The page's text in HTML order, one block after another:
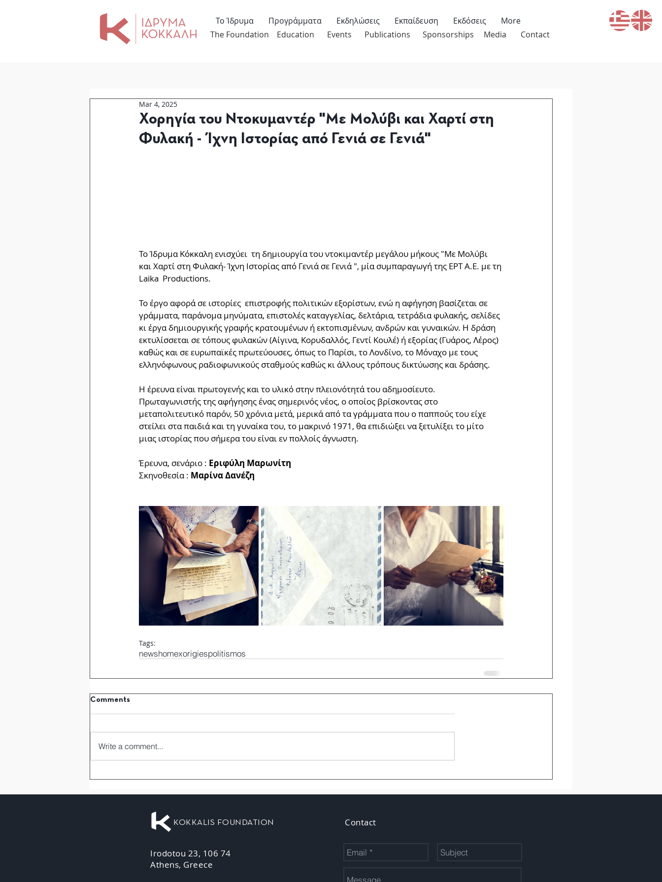
Contact
Media
Sponsorships
Publications
Events
Education
The Foundation
Το Ίδρυμα Προγράμματα Εκδηλώσεις Εκπαίδευση Εκδόσεις More
Χορηγία του Ντοκυμαντέρ "Με Μολύβι και Χαρτί στη
Φυλακή - Ίχνη Ιστορίας από Γενιά σε Γενιά"
Mar 4, 2025
Το Ίδρυμα Κόκκαλη ενισχύει  τη δημιουργία του ντοκιμαντέρ μεγάλου μήκους "Με Μολύβι
και Χαρτί στη Φυλακή- Ίχνη Ιστορίας από Γενιά σε Γενιά ", μία συμπαραγωγή της ΕΡΤ Α.Ε. με τη
Laika  Productions.
Το έργο αφορά σε ιστορίες  επιστροφής πολιτικών εξορίστων, ενώ η αφήγηση βασίζεται σε
γράμματα, παράνομα μηνύματα, επιστολές καταγγελίας, δελτάρια, τετράδια φυλακής, σελίδες
κι έργα δημιουργικής γραφής κρατουμένων ή εκτοπισμένων, ανδρών και γυναικών. Η δράση
εκτυλίσσεται σε τόπους φυλακών (Αίγινα, Κορυδαλλός, Γεντί Κουλέ) ή εξορίας (Γυάρος, Λέρος)
καθώς και σε ευρωπαϊκές πρωτεύουσες, όπως το Παρίσι, το Λονδίνο, το Μόναχο με τους
ελληνόφωνους ραδιοφωνικούς σταθμούς καθώς κι άλλους τρόπους δικτύωσης και δράσης.
Η έρευνα είναι πρωτογενής και το υλικό στην πλειονότητά του αδημοσίευτο.
Πρωταγωνιστής της αφήγησης ένας σημερινός νέος, ο οποίος βρίσκοντας στο
μεταπολιτευτικό παρόν, 50 χρόνια μετά, μερικά από τα γράμματα που ο παππούς του είχε
στείλει στα παιδιά και τη γυναίκα του, το μακρινό 1971, θα επιδιώξει να ξετυλίξει το μίτο
μιας ιστορίας που σήμερα του είναι εν πολλοίς άγνωστη.
Έρευνα, σενάριο : Εριφύλη Μαρωνίτη
Σκηνοθεσία : Μαρίνα Δανέζη
Tags:
newshomexorigiespolitismos
Comments
Write a comment...
KOKKALIS FOUNDATION
Irodotou 23, 106 74
Athens, Greece
Contact